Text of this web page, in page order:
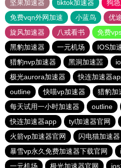
坚果加速器
tiktok加速器
狗
免费vqn外网加速
小蓝鸟 优
旋风加速器
八戒看书
免费
黑豹加速器
一元机场 IOS加
猎豹nvp加速器
黑洞加速噐
极光aurora加速器
快连加速器
outline
快喵vp加速器
猎豹加
每天试用一小时加速器
outline
快连加速器app
tyl加速器官网
火箭vp加速器官网
闪电猫加速器
暴雪vp永久免费加速器下载官网
一元机场
极光加速器官网